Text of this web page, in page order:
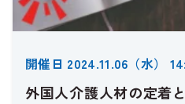
開催日 2024.11.06（水）
外国人介護人材の定着